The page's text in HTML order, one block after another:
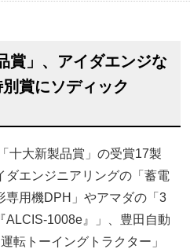
賞」、アイダエンジな
賞にソディック
十大新製品賞」の受賞17製
ダエンジニアリングの「蓄電
用機DPH」やアマダの「3
ALCIS-1008e』」、豊田自動
転トーイングトラクター」